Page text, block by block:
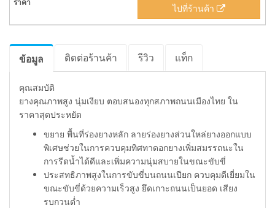
ไปที่ร้านค้า
ข้อมูล ติดต่อร้านค้า รีวิว แท็ก
คุณสมบัติ
ยางคุณภาพสูง นุ่มเงียบ ตอบสนองทุกสภาพถนนเมืองไทย ใน
ราคาสุดประหยัด
ขยาย พื้นที่ร่องยางหลัก ลายร่องยางส่วนใหล่ยางออกแบบ
พิเศษช่วยในการควบคุมทิศทาดอกยางเพิ่มสมรรถนะใน
การรีดน้ำได้ดีและเพิ่มความนุ่มสบายในขณะขับขี่
ประสทธิภาพสูงในการขับขี่บนถนนเปียก ควบคุมดีเยี่ยมใน
ขณะขับขี่ด้วยความเร็วสูง ยึดเกาะถนนเป็นยอด เสียง
รบกวนต่ำ